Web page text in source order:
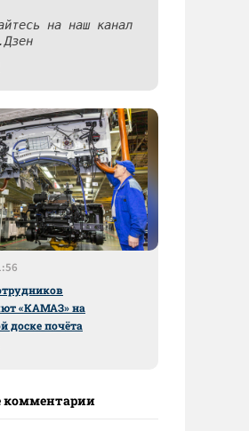
на наш канал
«КАМАЗ» на
доске почёта
комментарии